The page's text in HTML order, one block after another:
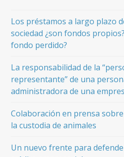
Los préstamos a largo plazo
sociedad ¿son fondos
fondo perdido?
La responsabilidad de la
representante” de una
administradora de una
Colaboración en prensa
la custodia de animales
Un nuevo frente para